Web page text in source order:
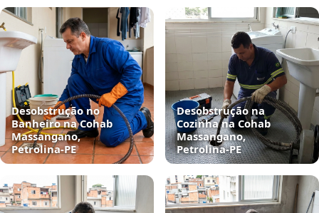
Desobstrução no
Banheiro na Cohab
Massangano,
Petrolina‑PE
Desobstrução na
Cozinha na Cohab
Massangano,
Petrolina‑PE